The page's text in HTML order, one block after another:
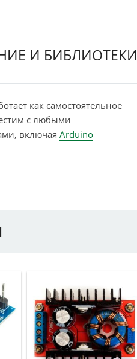
И БИБЛИОТЕКИ
как самостоятельное
с любыми
включая Arduino